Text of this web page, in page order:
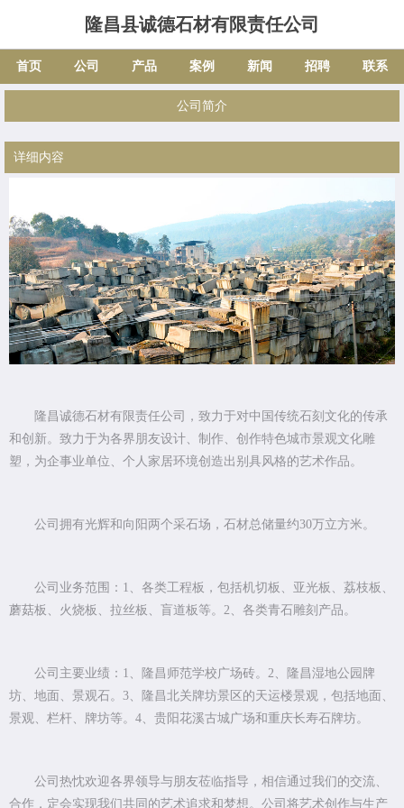
隆昌县诚德石材有限责任公司
首页 公司 产品 案例 新闻 招聘 联系
公司简介
详细内容
隆昌诚德石材有限责任公司，致力于对中国传统石刻文化的传承
和创新。致力于为各界朋友设计、制作、创作特色城市景观文化雕
塑，为企事业单位、个人家居环境创造出别具风格的艺术作品。
公司拥有光辉和向阳两个采石场，石材总储量约30万立方米。
公司业务范围：1、各类工程板，包括机切板、亚光板、荔枝板、
蘑菇板、火烧板、拉丝板、盲道板等。2、各类青石雕刻产品。
公司主要业绩：1、隆昌师范学校广场砖。2、隆昌湿地公园牌
坊、地面、景观石。3、隆昌北关牌坊景区的天运楼景观，包括地面、
景观、栏杆、牌坊等。4、贵阳花溪古城广场和重庆长寿石牌坊。
公司热忱欢迎各界领导与朋友莅临指导，相信通过我们的交流、
合作，定会实现我们共同的艺术追求和梦想。公司将艺术创作与生产